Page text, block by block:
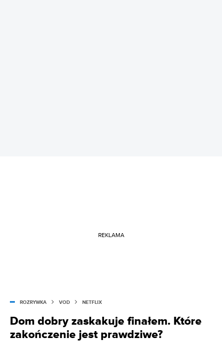
REKLAMA
ROZRYWKA VOD NETFLIX
Dom dobry zaskakuje finałem. Które
zakończenie jest prawdziwe?